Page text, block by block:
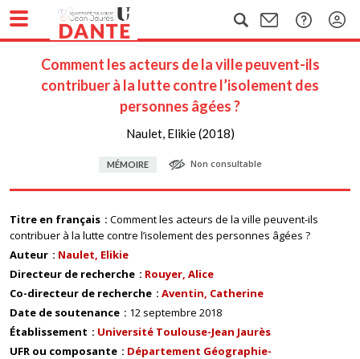
Comment les acteurs de la ville peuvent-ils
contribuer à la lutte contre l’isolement des
personnes âgées ?
Naulet, Elikie (2018)
MÉMOIRE Non consultable
Titre en français
Comment les acteurs de la ville peuvent-ils
contribuer à la lutte contre l’isolement des personnes âgées ?
Auteur
Naulet, Elikie
Directeur de recherche
Rouyer, Alice
Co-directeur de recherche
Aventin, Catherine
Date de soutenance
12 septembre 2018
Établissement
Université Toulouse-Jean Jaurès
UFR ou composante
Département Géographie-